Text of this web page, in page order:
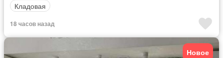
Кладовая
18 часов назад
Новое